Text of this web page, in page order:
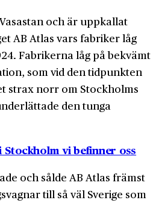
och är uppkallat
AB Atlas vars fabriker låg
Fabrikerna låg på bekvämt
som vid den tidpunkten
strax norr om Stockholms
den tunga
Stockholm vi befinner oss
och sålde AB Atlas främst
till så väl Sverige som